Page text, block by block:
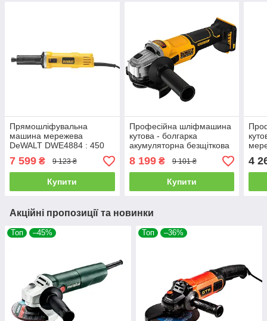
Прямошліфувальна
машина мережева
DeWALT DWE4884 : 450
Вт, 2500 об/хв, цанга 6 мм
7 599 ₴ 9 123 ₴
Купити
Професійна шліфмашина
кутова - болгарка
акумуляторна безщіткова
DeWALT DCG407N (без
акума і зарядки)
8 199₴ 9 101 ₴
Купити
4
Акційні пропозиції та новинки
Топ –45% Топ –36%